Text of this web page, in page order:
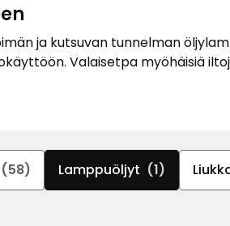
ja kutsuvan tunnelman
Valaisetpa myöhäisiä
(58) Lamppuöljyt (1)